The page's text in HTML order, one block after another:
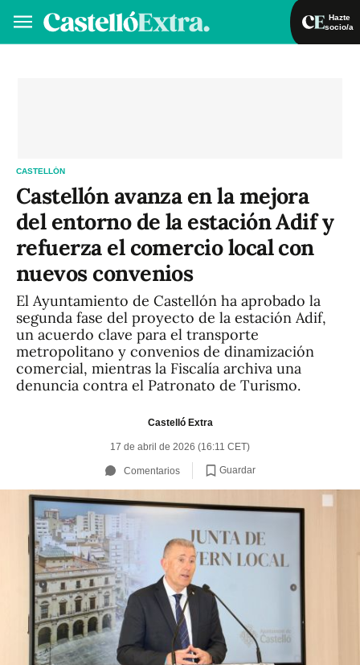
Hazte
socio/a
CASTELLÓN
Castellón avanza en la mejora
del entorno de la estación Adif y
refuerza el comercio local con
nuevos convenios
El Ayuntamiento de Castellón ha aprobado la
segunda fase del proyecto de la estación Adif,
un acuerdo clave para el transporte
metropolitano y convenios de dinamización
comercial, mientras la Fiscalía archiva una
denuncia contra el Patronato de Turismo.
Castelló Extra
17 de abril de 2026 (16:11 CET)
Comentarios Guardar